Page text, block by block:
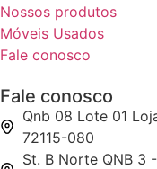
Nossos produtos
Móveis Usados
Fale conosco
Fale conosco
Qnb 08 Lote 01
72115-080
St. B Norte QNB 3